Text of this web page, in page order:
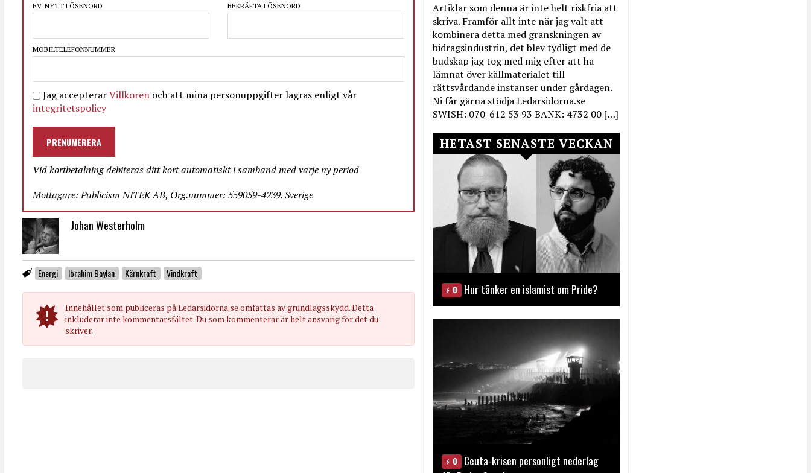
EV. NYTT LÖSENORD BEKRÄFTA LÖSENORD
MOBILTELEFONNUMMER
Jag accepterarVillkoren och att mina personuppgifter lagras enligt vår
integritetspolicy
PRENUMERERA
Vid kortbetalning debiteras ditt kort automatiskt i samband med varje ny period
Mottagare: Publicism NITEK AB, Org.nummer: 559059-4239. Sverige
Johan Westerholm
Energi Ibrahim Baylan Kärnkraft Vindkraft
Innehållet som publiceras på Ledarsidorna.se omfattas av grundlagsskydd. Detta
inkluderar inte kommentarsfältet. Du som kommenterar är helt ansvarig för det du
skriver.
Artiklar som denna är inte helt riskfria att
skriva. Framför allt inte när jag valt att
kombinera detta med granskningen av
bidragsindustrin, det blev tydligt med de
budskap jag tog med mig efter att ha
lämnat över källmaterialet till
rättsvårdande instanser under gårdagen.
Ni får gärna stödja Ledarsidorna.se
SWISH: 070-612 53 93 BANK: 4732 00 […]
HETAST SENASTE VECKAN
0 Hur tänker en islamist om Pride?
0
Ceuta-krisen personligt nederlag